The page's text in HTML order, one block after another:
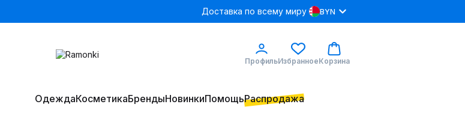
Доставка по всему миру BYN
ПрофильИзбранноеКорзина
ОдеждаКосметикаБрендыНовинкиПомощьРаспродажа